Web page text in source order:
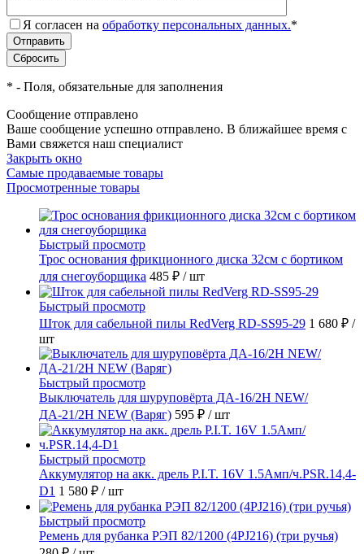
Я согласен на обработку персональных данных.*
* - Поля, обязательные для заполнения
Сообщение отправлено
Ваше сообщение успешно отправлено. В ближайшее время с
Вами свяжется наш специалист
Закрыть окно
Самые продаваемые товары
Просмотренные товары
Быстрый просмотр
Трос основания фрикционного диска 32см с бортиком
для снегоуборщика 485 ₽ / шт
Быстрый просмотр
Шток для сабельной пилы RedVerg RD-SS95-29 1 680 ₽ /
шт
Быстрый просмотр
Выключатель для шуруповёрта ДА-16/2Н NEW/
ДА-21/2Н NEW (Варяг) 595 ₽ / шт
Быстрый просмотр
Аккумулятор на акк. дрель P.I.T. 16V 1.5Амп/ч.PSR.14,4-
D1 1 580 ₽ / шт
Быстрый просмотр
Ремень для рубанка РЭП 82/1200 (4PJ216) (три ручья)